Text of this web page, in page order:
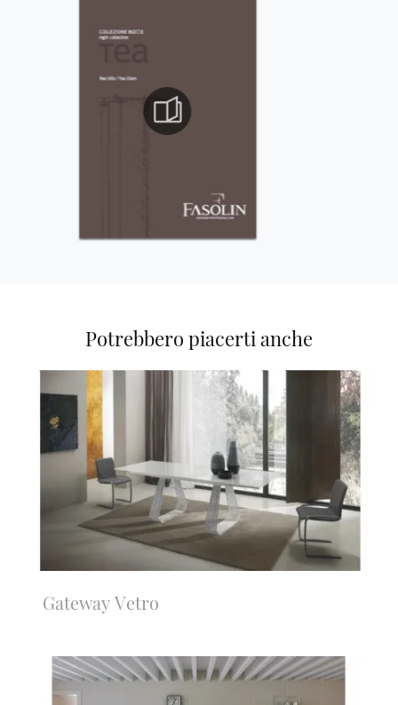
Potrebbero piacerti anche
Gateway Vetro